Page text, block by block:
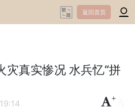
返回首页
灾真实惨况 水兵忆“拼
+